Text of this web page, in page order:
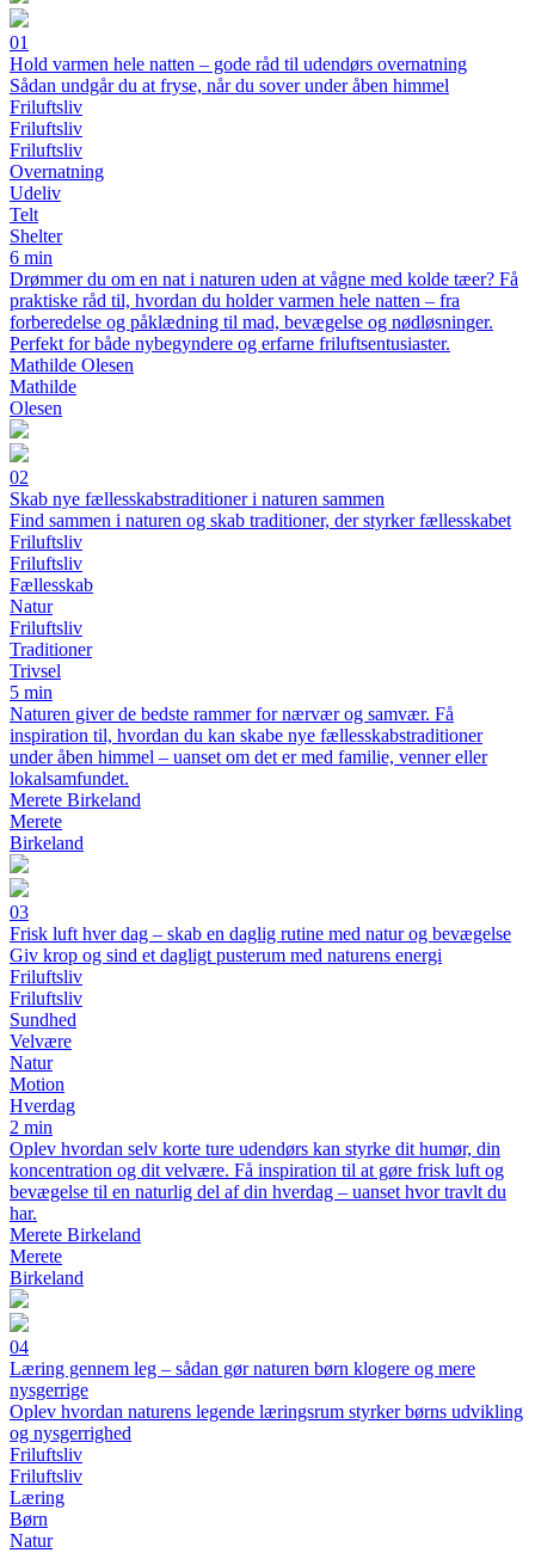
01
Hold varmen hele natten – gode råd til udendørs overnatning
Sådan undgår du at fryse, når du sover under åben himmel
Friluftsliv
Friluftsliv
Friluftsliv
Overnatning
Udeliv
Telt
Shelter
6 min
Drømmer du om en nat i naturen uden at vågne med kolde tæer? Få
praktiske råd til, hvordan du holder varmen hele natten – fra
forberedelse og påklædning til mad, bevægelse og nødløsninger.
Perfekt for både nybegyndere og erfarne friluftsentusiaster.
Mathilde Olesen
Mathilde
Olesen
02
Skab nye fællesskabstraditioner i naturen sammen
Find sammen i naturen og skab traditioner, der styrker fællesskabet
Friluftsliv
Friluftsliv
Fællesskab
Natur
Friluftsliv
Traditioner
Trivsel
5 min
Naturen giver de bedste rammer for nærvær og samvær. Få
inspiration til, hvordan du kan skabe nye fællesskabstraditioner
under åben himmel – uanset om det er med familie, venner eller
lokalsamfundet.
Merete Birkeland
Merete
Birkeland
03
Frisk luft hver dag – skab en daglig rutine med natur og bevægelse
Giv krop og sind et dagligt pusterum med naturens energi
Friluftsliv
Friluftsliv
Sundhed
Velvære
Natur
Motion
Hverdag
2 min
Oplev hvordan selv korte ture udendørs kan styrke dit humør, din
koncentration og dit velvære. Få inspiration til at gøre frisk luft og
bevægelse til en naturlig del af din hverdag – uanset hvor travlt du
har.
Merete Birkeland
Merete
Birkeland
04
Læring gennem leg – sådan gør naturen børn klogere og mere
nysgerrige
Oplev hvordan naturens legende læringsrum styrker børns udvikling
og nysgerrighed
Friluftsliv
Friluftsliv
Læring
Børn
Natur